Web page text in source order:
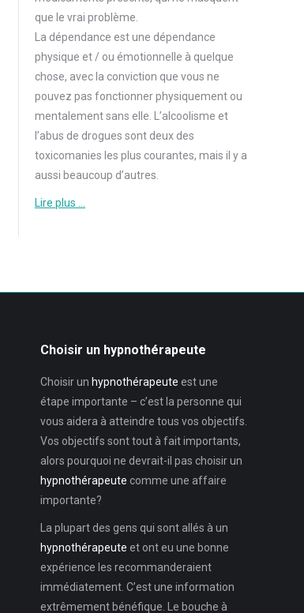
que le vrai problème.
La dépendance est une dépendance
physique et / ou émotionnelle à quelque
chose, avec la conviction que vous ne
pouvez pas fonctionner physiquement ou
mentalement sans elle. L’alcoolisme et
l’abus de drogues sont deux des
toxicomanies les plus courantes, mais il y a
aussi beaucoup d’autres.
Lire plus …
Choisir un hypnothérapeute
Choisir un hypnothérapeute est une
étape importante – c’est la personne qui
vous aidera à atteindre tous vos objectifs.
Vos objectifs sont tout à fait importants,
alors pourquoi ne devrait-il pas choisir un
hypnothérapeute comme une affaire
importante?
La plupart des gens qui sont allés à un
hypnothérapeute et ont eu une bonne
expérience les recommanderaient
immédiatement. C’est une information
extrêmement bénéfique. Le bouche à